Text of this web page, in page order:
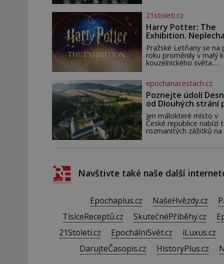
ani nemůže, protože
žádné nemá, spokojí se
lupič s několika měďáky a
štůčky látky. Zraněná
pár dní nato umírá. Je to
muž nebývale krutý.
činy budí hrůzu ještě
21stoleti.cz
Harry Potter: The
Exhibition. Neplecha
zahájena…
Pražské Letňany se na
roku proměnily v malý
kouzelnického světa.
Česka originální filmové
kostýmy a rekvizity,
Bradavice, Hagridovu
i uč
epochanacestach.cz
Poznejte údolí
od Dlouhých strání
termální prameny
Jen málokteré místo v
České republice nabízí
rozmanitých zážitků na
do útrob jedné z
nejvýznamnějších
projet se na koloběžce
den zakončit
památek ve Velkých
Losinách nebo v
Navštivte také naše další
Epochaplus.cz NašeHvězdy.cz
TisíceReceptů.cz
SkutečnéPříběhy.cz
21Stoleti.cz
EpochálníSvět.cz iLuxus.cz
DarujteČasopis.cz
HistoryPlus.cz